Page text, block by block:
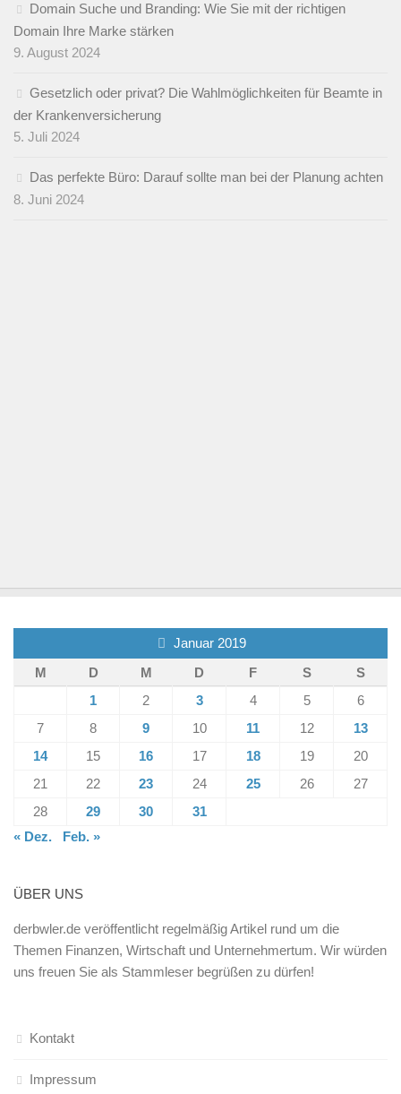
Domain Suche und Branding: Wie Sie mit der richtigen
Domain Ihre Marke stärken
9. August 2024
Gesetzlich oder privat? Die Wahlmöglichkeiten für Beamte in
der Krankenversicherung
5. Juli 2024
Das perfekte Büro: Darauf sollte man bei der Planung achten
8. Juni 2024
Januar 2019
M
D M D F S
S
1
2 3 4 5
6
7
8 9 10 11 12
13
14
15 16 17 18 19
20
21
22 23 24 25 26
27
28
29 30
31
« Dez.
Feb. »
ÜBER UNS
derbwler.de veröffentlicht regelmäßig Artikel rund um die
Themen Finanzen, Wirtschaft und Unternehmertum. Wir würden
uns freuen Sie als Stammleser begrüßen zu dürfen!
Kontakt
Impressum